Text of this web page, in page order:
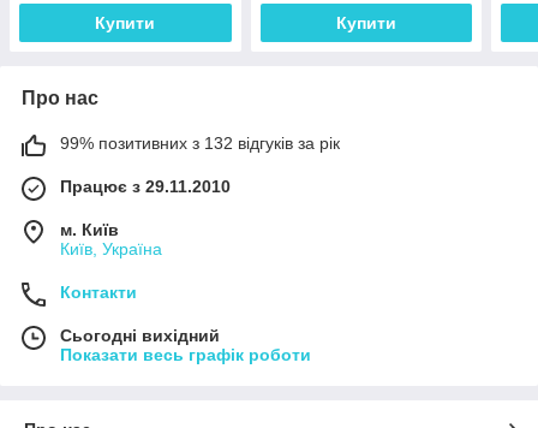
Купити Купити
Про нас
99% позитивних з 132 відгуків за рік
Працює з 29.11.2010
м. Київ
Київ, Україна
Контакти
Сьогодні вихідний
Показати весь графік роботи